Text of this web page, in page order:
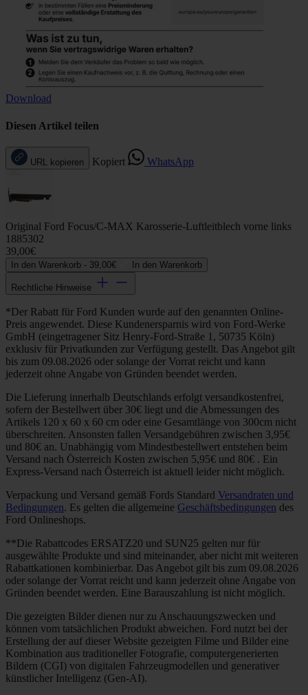
Download
Diesen Artikel teilen
URL kopieren Kopiert WhatsApp
Original Ford Focus/C-MAX Karosserie-Luftleitblech vorne links
1885302
39,00€
In den Warenkorb - 39,00€ In den Warenkorb
Rechtliche Hinweise
*Der Rabatt für Ford Kunden wurde auf den genannten Online-
Preis angewendet. Diese Kundenersparnis wird von Ford-Werke
GmbH (eingetragener Sitz Henry-Ford-Straße 1, 50735 Köln)
exklusiv für Privatkunden zur Verfügung gestellt. Das Angebot gilt
bis zum 09.08.2026 oder solange der Vorrat reicht und kann
jederzeit ohne Angabe von Gründen beendet werden.
Die Lieferung innerhalb Deutschlands erfolgt versandkostenfrei,
sofern der Bestellwert über 30€ liegt und die Abmessungen des
Artikels 120 x 60 x 60 cm oder eine Gesamtlänge von 300cm nicht
überschreiten. Ansonsten fallen Versandgebühren zwischen 3,95€
und 80€ an. Unabhängig vom Mindestbestellwert entstehen beim
Versand nach Österreich Kosten zwischen 5,95€ und 80€ . Ein
Express-Versand nach Österreich ist aktuell leider nicht möglich.
Verpackung und Versand gemäß Fords Standard Versandraten und
Bedingungen. Es gelten die allgemeine Geschäftsbedingungen des
Ford Onlineshops.
**Die Rabattcodes ERSATZ20 und SUN25 gelten nur für
ausgewählte Produkte und sind miteinander, aber nicht mit weiteren
Rabattkationen kombinierbar. Das Angebot gilt bis zum 09.08.2026
oder solange der Vorrat reicht und kann jederzeit ohne Angabe von
Gründen beendet werden. Eine Barauszahlung ist nicht möglich.
Die gezeigten Bilder dienen nur zu Anschauungszwecken und
können vom tatsächlichen Produkt abweichen. Ford nutzt bei der
Erstellung der auf dieser Website gezeigten Filme und Bilder eine
Kombination aus traditioneller Fotografie, computergenerierten
Bildern (CGI) von digitalen Fahrzeugmodellen und generativer
künstlicher Intelligenz (Gen-AI).